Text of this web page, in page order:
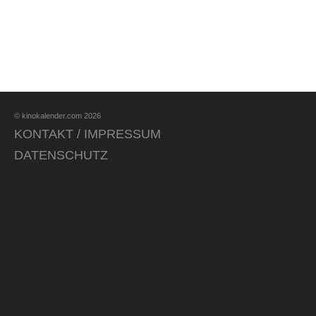
© kinokalender.com 2026
KONTAKT / IMPRESSUM
DATENSCHUTZ